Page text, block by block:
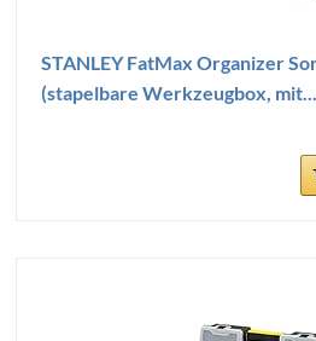
STANLEY FatMax Organizer
(stapelbare Werkzeugbox, mit...